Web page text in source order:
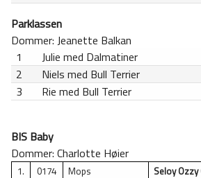
Parklassen
Dommer: Jeanette Balkan
1
Julie med Dalmatiner
2
Niels med Bull Terrier
3
Rie med Bull Terrier
BIS Baby
Dommer: Charlotte Høier
1. 0174 Mops Seloy